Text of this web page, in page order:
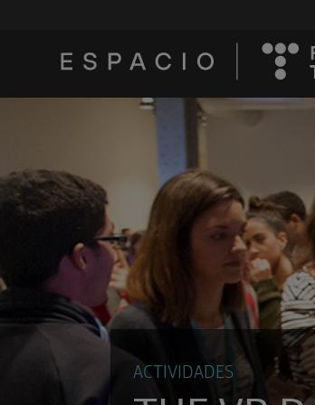
ACTIVIDADES